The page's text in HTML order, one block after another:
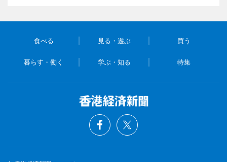
食べる 見る・遊ぶ 買う
暮らす・働く 学ぶ・知る 特集